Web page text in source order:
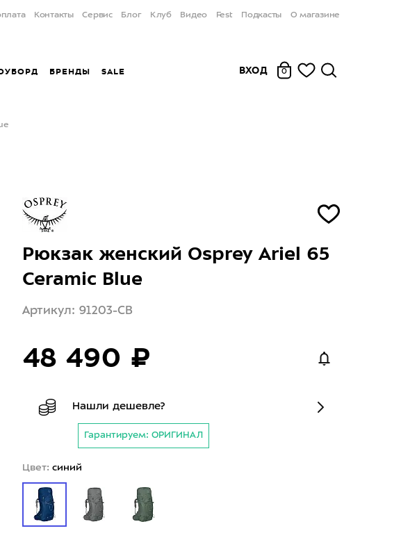
Контакты Сервис Блог Клуб Видео Fest Подкасты О магазине
БРЕНДЫ SALE ВХОД 0
Рюкзак женский Osprey Ariel 65
Ceramic Blue
Артикул: 91203-CB
48 490 ₽
Нашли дешевле?
Гарантируем: ОРИГИНАЛ
Цвет: синий